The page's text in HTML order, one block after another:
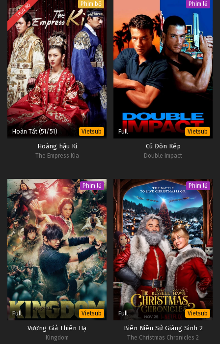
TRỌN BỘ Phim bộ
Hoàn Tất (51/51) Vietsub
Hoàng hậu Ki
The Empress Kia
Phim lẻ
Full Vietsub
Cú Đòn Kép
Double Impact
Phim lẻ
Full Vietsub
Vương Giả Thiên Hạ
Kingdom
Phim lẻ
Full Vietsub
Biên Niên Sử Giáng Sinh 2
The Christmas Chronicles 2